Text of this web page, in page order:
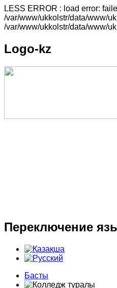
LESS ERROR : load error:
/var/www/ukkolstr/data/www/
/var/www/ukkolstr/data/www/
Logo-kz
Переключение
Басты